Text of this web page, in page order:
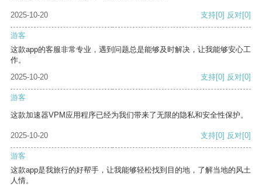
2025-10-20 支持[0] 反对[0]
游客
这款app的客服非常专业，遇到问题总是能够及时解决，让我能够安心工
作。
2025-10-20
支持[0] 反对[0]
游客
这款加速器VPM应用程序已经为我们带来了无限的隐私和安全性保护。
2025-10-20 支持[0] 反对[0]
游客
这款app是我旅行的好帮手，让我能够轻松找到目的地，了解当地的风土
人情。